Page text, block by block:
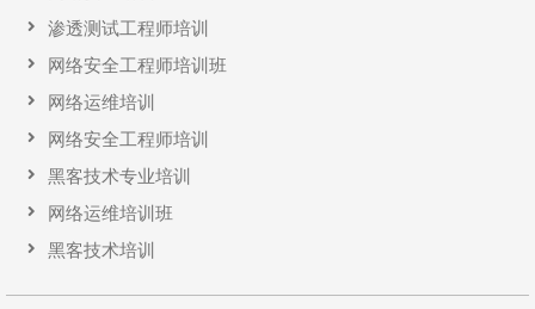
渗透测试工程师培训
网络安全工程师培训班
网络运维培训
网络安全工程师培训
黑客技术专业培训
网络运维培训班
黑客技术培训